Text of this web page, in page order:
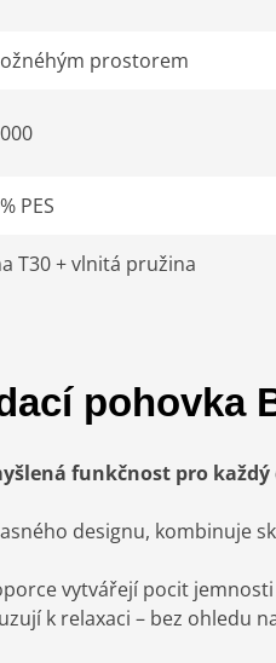
pohovka
funkčnost pro každý
designu, kombinuje
vytvářejí pocit
k relaxaci – bez ohledu
prostorem
PES
T30 + vlnitá pružina